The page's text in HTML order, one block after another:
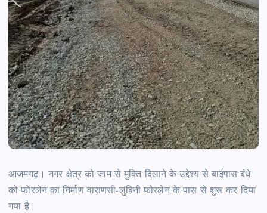
आजमगढ़। नगर क्षेत्र को जाम से मुक्ति दिलाने के उद्देश्य से बाईपास बंधे
को फोरलेन का निर्माण वाराणसी-लुंबिनी फोरलेन के पास से शुरू कर दिया
गया है।